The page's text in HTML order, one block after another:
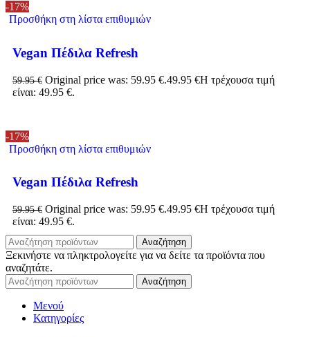
-17%
Προσθήκη στη λίστα επιθυμιών
Vegan Πέδιλα Refresh
59.95€ Original price was: 59.95 €.49.95 €Η τρέχουσα τιμή
είναι: 49.95 €.
-17%
Προσθήκη στη λίστα επιθυμιών
Vegan Πέδιλα Refresh
59.95€ Original price was: 59.95 €.49.95 €Η τρέχουσα τιμή
είναι: 49.95 €.
Αναζήτηση
Ξεκινήστε να πληκτρολογείτε για να δείτε τα προϊόντα που
αναζητάτε.
Αναζήτηση
Μενού
Κατηγορίες